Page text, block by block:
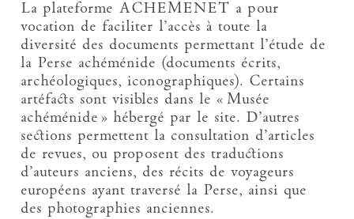
La plateforme ACHEMENET a pour
vocation de faciliter l’accès à toute la
diversité des documents permettant l’étude de
la Perse achéménide (documents écrits,
archéologiques, iconographiques). Certains
artéfacts sont visibles dans le « Musée
achéménide » hébergé par le site. D’autres
sections permettent la consultation d’articles
de revues, ou proposent des traductions
d’auteurs anciens, des récits de voyageurs
européens ayant traversé la Perse, ainsi que
des photographies anciennes.